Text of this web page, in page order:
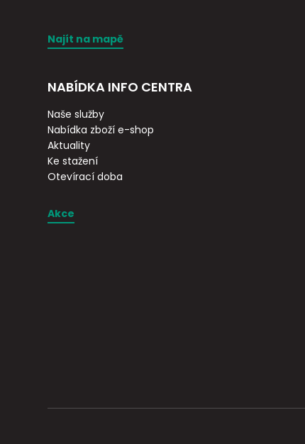
Najít na mapě
NABÍDKA INFO CENTRA
Naše služby
Nabídka zboží e-shop
Aktuality
Ke stažení
Otevírací doba
Akce